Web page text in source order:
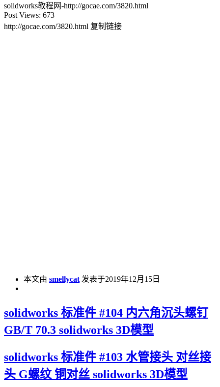
solidworks教程网-http://gocae.com/3820.html
Post Views: 673
http://gocae.com/3820.html 复制链接
本文由 smellycat 发表于2019年12月15日
solidworks 标准件 #104 内六角沉头螺钉
GB/T 70.3 solidworks 3D模型
solidworks 标准件 #103 水管接头 对丝接
头 G螺纹 铜对丝 solidworks 3D模型